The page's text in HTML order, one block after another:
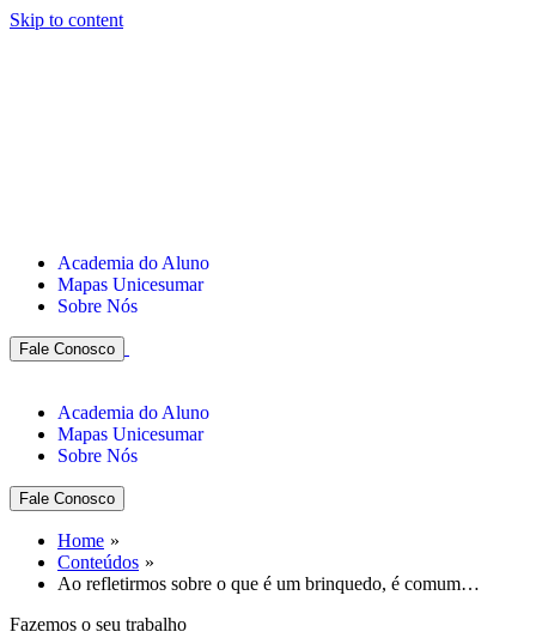
Skip to content
Academia do Aluno
Mapas Unicesumar
Sobre Nós
Fale Conosco
Academia do Aluno
Mapas Unicesumar
Sobre Nós
Fale Conosco
Home
Conteúdos
Ao refletirmos sobre o que é um brinquedo, é comum…
Fazemos o seu trabalho